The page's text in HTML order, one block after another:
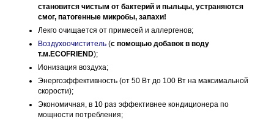
становится чистым от бактерий и пыльцы, устраняются
смог, патогенные микробы, запахи!
Лекго очищается от примесей и аллергенов;
Воздухоочиститель (с помощью добавок в воду
т.м.ECOFRIEND);
Ионизация воздуха;
Энергоэффективность (от 50 Вт до 100 Вт на максимальной
скорости);
Экономичная, в 10 раз эффективнее кондиционера по
мощности потребления;